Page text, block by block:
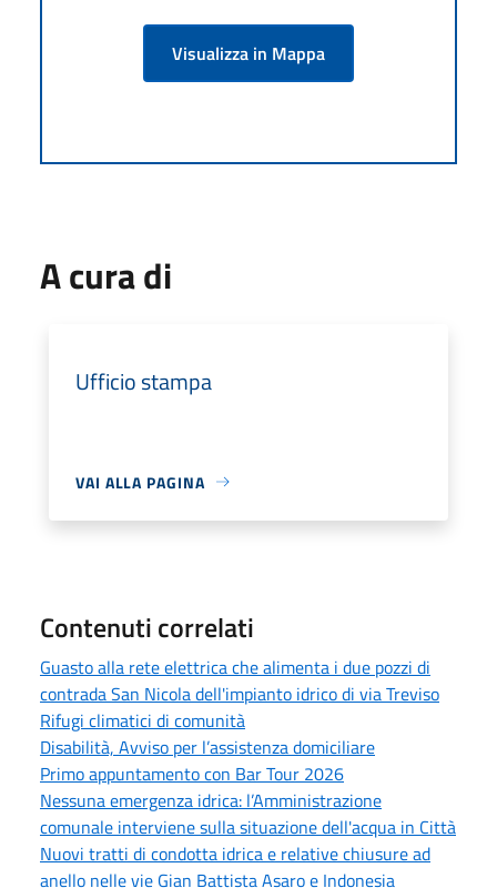
Visualizza in Mappa
A cura di
Ufficio stampa
VAI ALLA PAGINA
Contenuti correlati
Guasto alla rete elettrica che alimenta i due pozzi di
contrada San Nicola dell'impianto idrico di via Treviso
Rifugi climatici di comunità
Disabilità, Avviso per l’assistenza domiciliare
Primo appuntamento con Bar Tour 2026
Nessuna emergenza idrica: l’Amministrazione
comunale interviene sulla situazione dell'acqua in Città
Nuovi tratti di condotta idrica e relative chiusure ad
anello nelle vie Gian Battista Asaro e Indonesia